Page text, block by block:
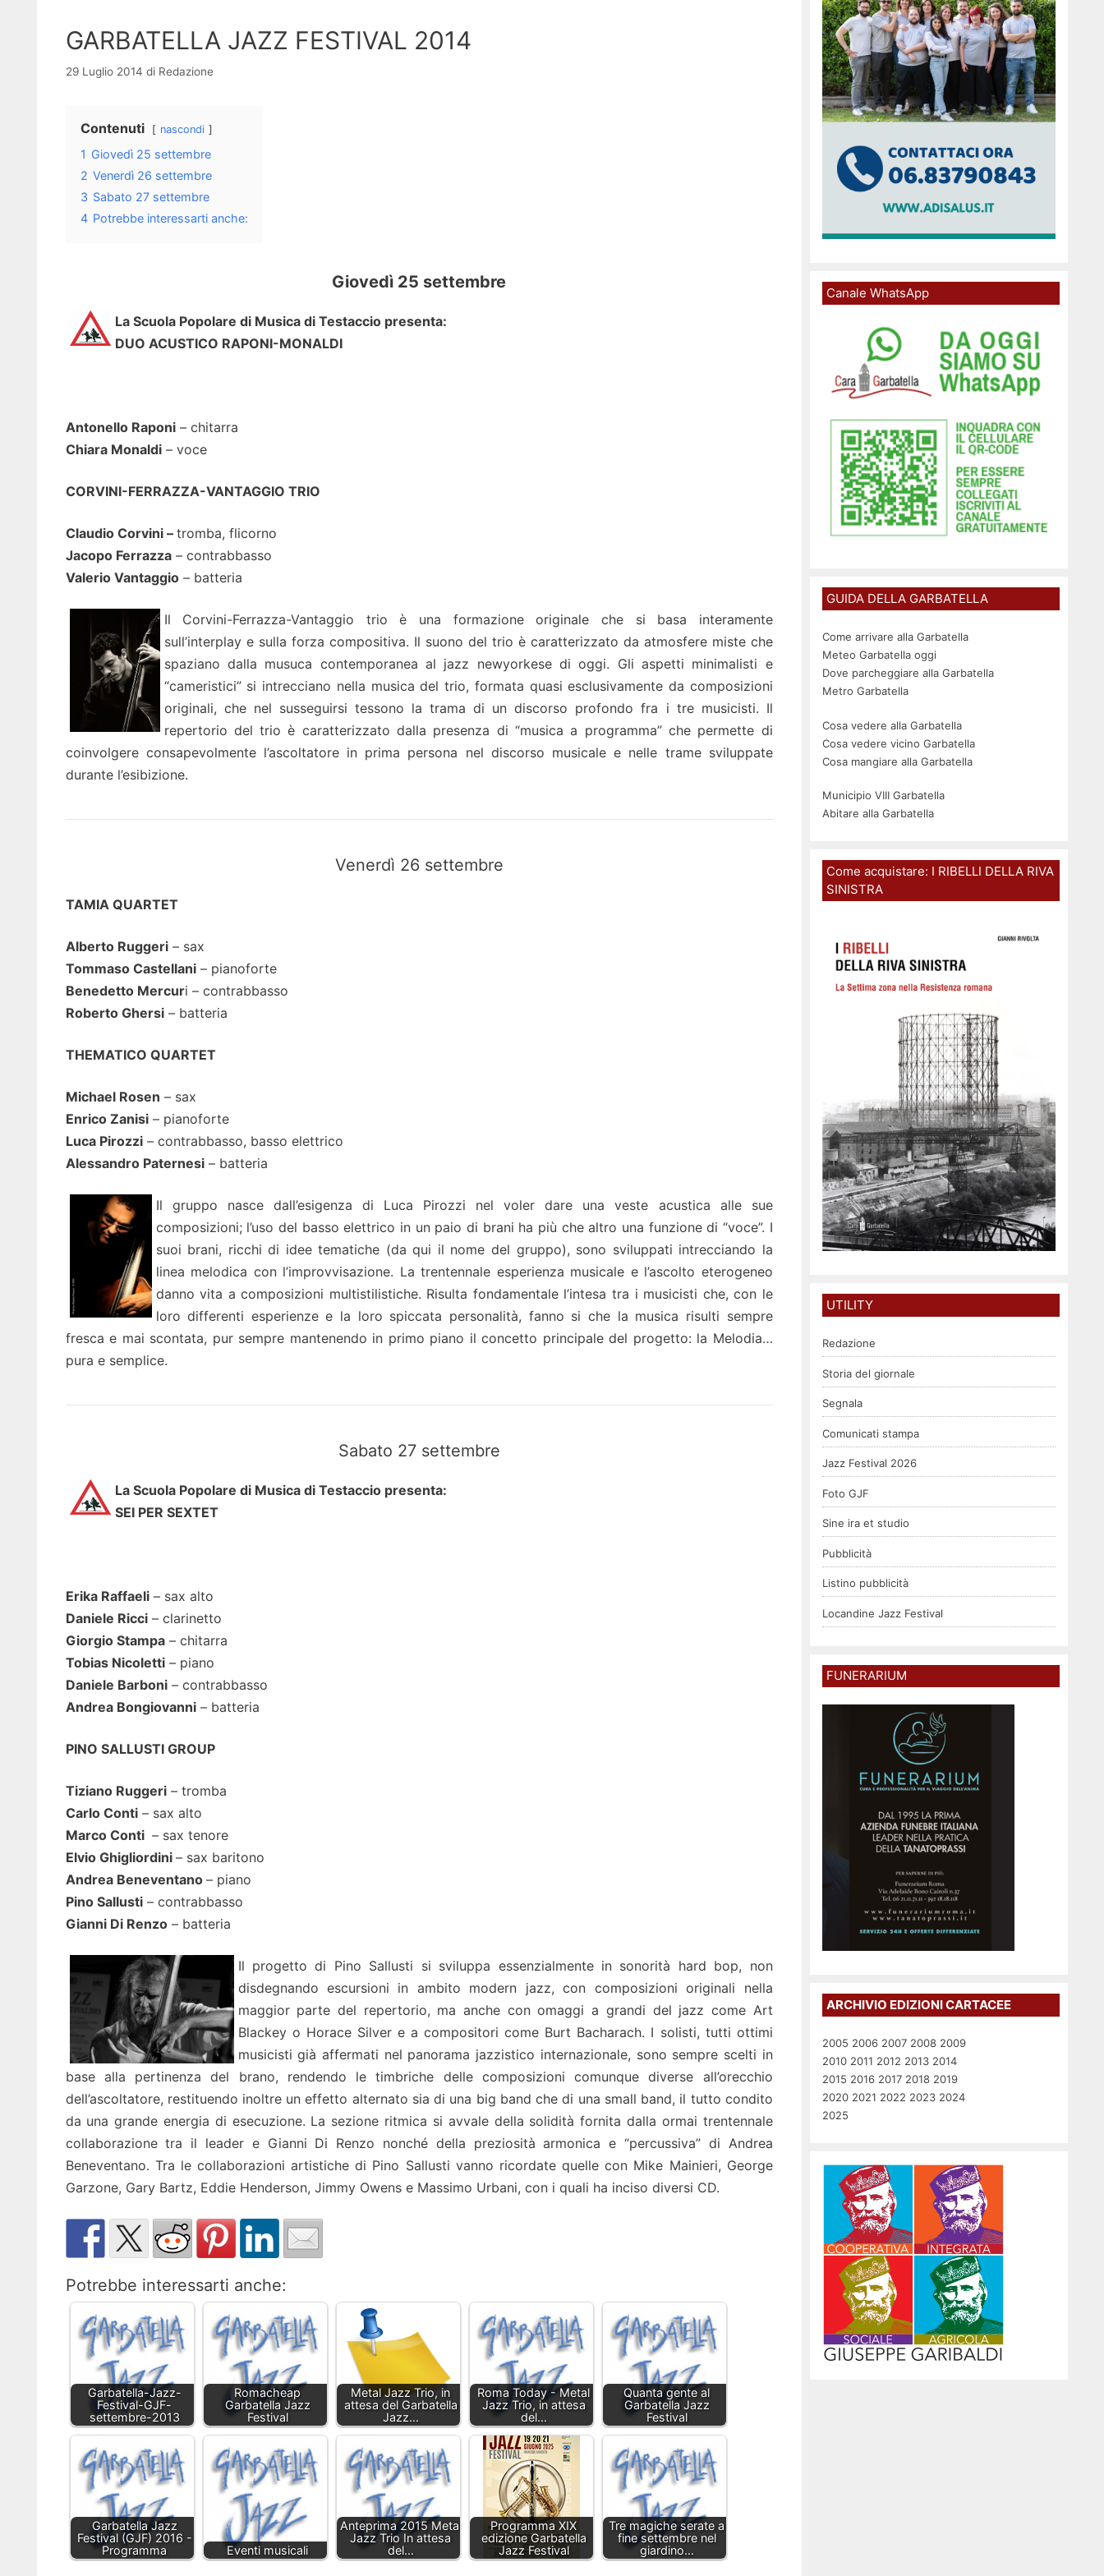
GARBATELLA JAZZ FESTIVAL 2014
29 Luglio 2014 di Redazione
Contenuti nascondi
1 Giovedì 25 settembre
2 Venerdì 26 settembre
3 Sabato 27 settembre
4 Potrebbe interessarti anche:
Giovedì 25 settembre
La Scuola Popolare di Musica di Testaccio presenta:
DUO ACUSTICO RAPONI-MONALDI
Antonello Raponi– chitarra
Chiara Monaldi– voce
CORVINI-FERRAZZA-VANTAGGIO TRIO
Claudio Corvini – tromba, flicorno
Jacopo Ferrazza– contrabbasso
Valerio Vantaggio– batteria
Il Corvini-Ferrazza-Vantaggio trio è una formazione originale che si basa interamente
sull’interplay e sulla forza compositiva. Il suono del trio è caratterizzato da atmosfere miste che
spaziano dalla musuca contemporanea al jazz newyorkese di oggi. Gli aspetti minimalisti e
“cameristici” si intrecciano nella musica del trio, formata quasi esclusivamente da composizioni
originali, che nel susseguirsi tessono la trama di un discorso profondo fra i tre musicisti. Il
repertorio del trio è caratterizzato dalla presenza di “musica a programma” che permette di
coinvolgere consapevolmente l’ascoltatore in prima persona nel discorso musicale e nelle trame sviluppate
durante l’esibizione.
Venerdì 26 settembre
TAMIA QUARTET
Alberto Ruggeri– sax
Tommaso Castellani– pianoforte
Benedetto Mercuri – contrabbasso
Roberto Ghersi– batteria
THEMATICO QUARTET
Michael Rosen – sax
Enrico Zanisi– pianoforte
Luca Pirozzi– contrabbasso, basso elettrico
Alessandro Paternesi– batteria
Il gruppo nasce dall’esigenza di Luca Pirozzi nel voler dare una veste acustica alle sue
composizioni; l’uso del basso elettrico in un paio di brani ha più che altro una funzione di “voce”. I
suoi brani, ricchi di idee tematiche (da qui il nome del gruppo), sono sviluppati intrecciando la
linea melodica con l’improvvisazione. La trentennale esperienza musicale e l’ascolto eterogeneo
danno vita a composizioni multistilistiche. Risulta fondamentale l’intesa tra i musicisti che, con le
loro differenti esperienze e la loro spiccata personalità, fanno si che la musica risulti sempre
fresca e mai scontata, pur sempre mantenendo in primo piano il concetto principale del progetto: la Melodia…
pura e semplice.
Sabato 27 settembre
La Scuola Popolare di Musica di Testaccio presenta:
SEI PER SEXTET
Erika Raffaeli– sax alto
Daniele Ricci– clarinetto
Giorgio Stampa– chitarra
Tobias Nicoletti– piano
Daniele Barboni– contrabbasso
Andrea Bongiovanni– batteria
PINO SALLUSTI GROUP
Tiziano Ruggeri– tromba
Carlo Conti– sax alto
Marco Conti – sax tenore
Elvio Ghigliordini – sax baritono
Andrea Beneventano – piano
Pino Sallusti– contrabbasso
Gianni Di Renzo– batteria
Il progetto di Pino Sallusti si sviluppa essenzialmente in sonorità hard bop, non
disdegnando escursioni in ambito modern jazz, con composizioni originali nella
maggior parte del repertorio, ma anche con omaggi a grandi del jazz come Art
Blackey o Horace Silver e a compositori come Burt Bacharach. I solisti, tutti ottimi
musicisti già affermati nel panorama jazzistico internazionale, sono sempre scelti in
base alla pertinenza del brano, rendendo le timbriche delle composizioni comunque diverse all’orecchio
dell’ascoltatore, restituendo inoltre un effetto alternato sia di una big band che di una small band, il tutto condito
da una grande energia di esecuzione. La sezione ritmica si avvale della solidità fornita dalla ormai trentennale
collaborazione tra il leader e Gianni Di Renzo nonché della preziosità armonica e “percussiva” di Andrea
Beneventano. Tra le collaborazioni artistiche di Pino Sallusti vanno ricordate quelle con Mike Mainieri, George
Garzone, Gary Bartz, Eddie Henderson, Jimmy Owens e Massimo Urbani, con i quali ha inciso diversi CD.
Potrebbe interessarti anche:
Garbatella-Jazz-
Festival-GJF-
settembre-2013
Romacheap
Garbatella Jazz
Festival
Metal Jazz Trio, in
attesa del Garbatella
Jazz…
Roma Today - Metal
Jazz Trio, in attesa
del…
Quanta gente al
Garbatella Jazz
Festival
Garbatella Jazz
Festival (GJF) 2016 -
Programma
Eventi musicali
Anteprima 2015 Metal
Jazz Trio In attesa
del…
Programma XIX
edizione Garbatella
Jazz Festival
Tre magiche serate a
fine settembre nel
giardino…
Canale WhatsApp
GUIDA DELLA GARBATELLA
Come arrivare alla Garbatella
Meteo Garbatella oggi
Dove parcheggiare alla Garbatella
Metro Garbatella
Cosa vedere alla Garbatella
Cosa vedere vicino Garbatella
Cosa mangiare alla Garbatella
Municipio VIII Garbatella
Abitare alla Garbatella
Come acquistare: I RIBELLI DELLA RIVA
SINISTRA
UTILITY
Redazione
Storia del giornale
Segnala
Comunicati stampa
Jazz Festival 2026
Foto GJF
Sine ira et studio
Pubblicità
Listino pubblicità
Locandine Jazz Festival
FUNERARIUM
ARCHIVIO EDIZIONI CARTACEE
2005 2006 2007 2008 2009
2010 2011 2012 2013 2014
2015 2016 2017 2018 2019
2020 2021 2022 2023 2024
2025